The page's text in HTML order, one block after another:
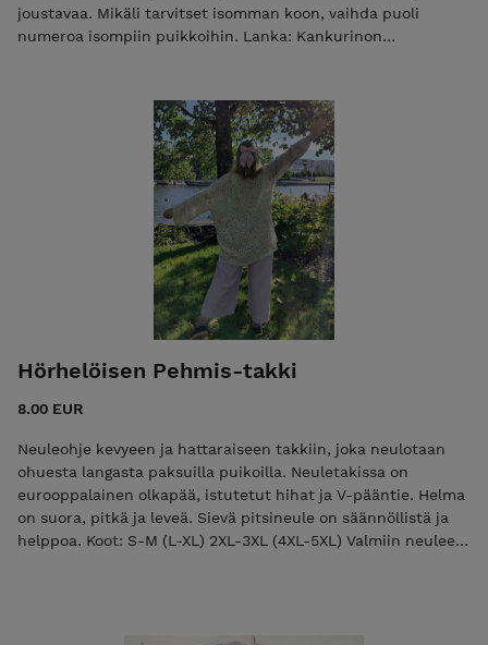
joustavaa. Mikäli tarvitset isomman koon, vaihda puoli
numeroa isompiin puikkoihin. Lanka: Kankurinon
Vaikeustaso: keskitaso
Hörhelöisen Pehmis-takki
8.00 EUR
Neuleohje kevyeen ja hattaraiseen takkiin, joka neulotaan
ohuesta langasta paksuilla puikoilla. Neuletakissa on
eurooppalainen olkapää, istutetut hihat ja V-pääntie. Helma
on suora, pitkä ja leveä. Sievä pitsineule on säännöllistä ja
helppoa. Koot: S-M (L-XL) 2XL-3XL (4XL-5XL) Valmiin neuleen
Alpakka 350 (380) 400 (450) g 60 % superwash merinovilla, 20